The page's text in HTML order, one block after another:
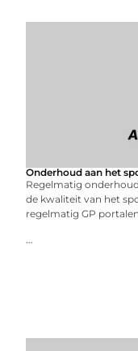
Onderhoud aan het
Regelmatig
de kwaliteit van het
regelmatig GP
...